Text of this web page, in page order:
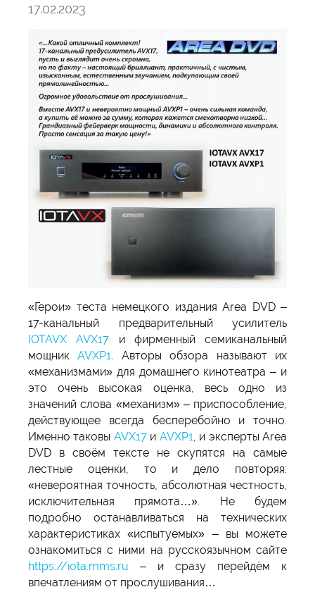
17.02.2023
«Герои» теста немецкого издания Area DVD –
17-канальный предварительный усилитель
IOTAVX AVX17 и фирменный семиканальный
мощникAVXP1. Авторы обзора называют их
«механизмами» для домашнего кинотеатра – и
это очень высокая оценка, весь одно из
значений слова «механизм» – приспособление,
действующее всегда бесперебойно и точно.
Именно таковы AVX17и AVXP1, и эксперты Area
DVD в своём тексте не скупятся на самые
лестные оценки, то и дело повторяя:
«невероятная точность, абсолютная честность,
исключительная прямота…». Не будем
подробно останавливаться на технических
характеристиках «испытуемых» – вы можете
ознакомиться с ними на русскоязычном сайте
https://iota.mms.ru – и сразу перейдём к
впечатлениям от прослушивания…